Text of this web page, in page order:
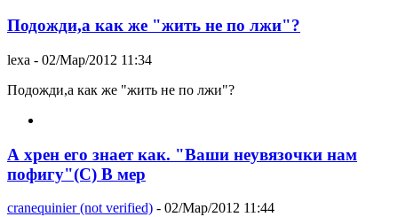
Подожди,а как же "жить не по лжи"?
lexa - 02/Мар/2012 11:34
Подожди,а как же "жить не по лжи"?
А хрен его знает как. "Ваши неувязочки нам
пофигу"(С) В мер
cranequinier (not verified) - 02/Мар/2012 11:44